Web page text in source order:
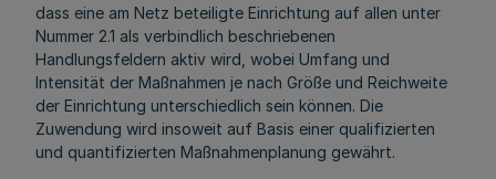
dass eine am Netz beteiligte Einrichtung auf allen unter
Nummer 2.1 als verbindlich beschriebenen
Handlungsfeldern aktiv wird, wobei Umfang und
Intensität der Maßnahmen je nach Größe und Reichweite
der Einrichtung unterschiedlich sein können. Die
Zuwendung wird insoweit auf Basis einer qualifizierten
und quantifizierten Maßnahmenplanung gewährt.